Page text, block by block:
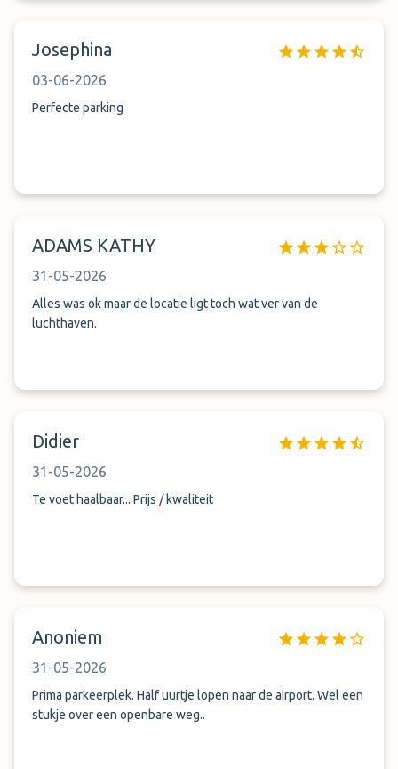
Josephina
03-06-2026
Perfecte parking
ADAMS KATHY
31-05-2026
Alles was ok maar de locatie ligt toch wat ver van de
luchthaven.
Didier
31-05-2026
Te voet haalbaar... Prijs / kwaliteit
Anoniem
31-05-2026
Prima parkeerplek. Half uurtje lopen naar de airport. Wel een
stukje over een openbare weg..